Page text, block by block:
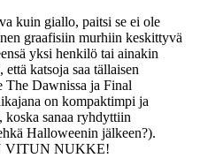
kuin giallo, paitsi se ei ole
graafisiin murhiin keskittyvä
yksi henkilö tai ainakin
katsoja saa tällaisen
The Dawnissa ja Final
on kompaktimpi ja
koska sanaa ryhdyttiin
Halloweenin jälkeen?).
VITUN NUKKE!